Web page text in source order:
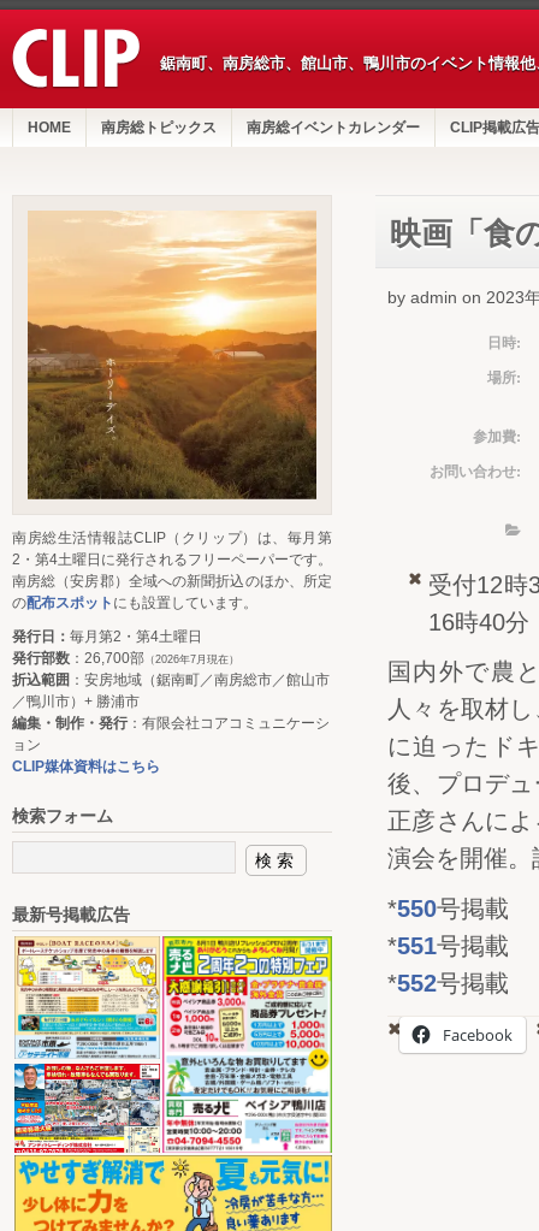
鋸南町、南房総市、館山市、鴨川市のイベント情報
HOME 南房総トピックス 南房総イベントカレンダー CLIP掲載広告
映画「食
by admin on 2023
日時:
場所:
参加費:
お問い合わせ:
受付12時
16時40分
国内外で農
人々を取材
に迫ったド
後、プロデ
正彦さんに
演会を開催
*550号掲載
*551号掲載
*552号掲載
Facebook
南房総生活情報誌CLIP（クリップ）は、毎月第
2・第4土曜日に発行されるフリーペーパーです。
南房総（安房郡）全域への新聞折込のほか、所定
の配布スポット にも設置しています。
発行日： 毎月第2・第4土曜日
発行部数 ：26,700部 （2026年7月現在）
折込範囲 ：安房地域（鋸南町／南房総市／館山市
／鴨川市）+ 勝浦市
編集・制作・発行：有限会社コアコミュニケーシ
ョン
CLIP媒体資料はこちら
検索フォーム
最新号掲載広告